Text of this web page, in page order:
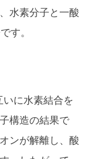
水素分子と一酸
す。
に水素結合を
構造の結果で
ンが解離し、酸